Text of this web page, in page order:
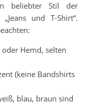
beliebter Stil der
und T-Shirt“.
Hemd, selten
(keine Bandshirts
blau, braun sind